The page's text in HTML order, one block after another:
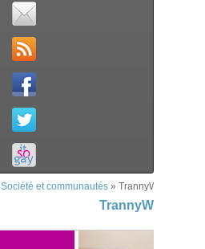
Société et communautés » TrannyWeb
TrannyWeb